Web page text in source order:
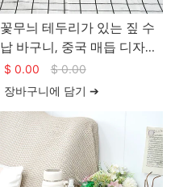
꽃무늬 테두리가 있는 짚 수
납 바구니, 중국 매듭 디자인
의 속이 빈 철제 프레임, 바구
니 본체.
$ 0.00 $0.00
장바구니에 담기 ➔